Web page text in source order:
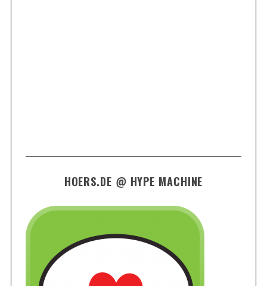
HOERS.DE @ HYPE MACHINE